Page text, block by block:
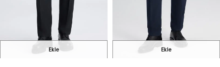
Ekle Ekle